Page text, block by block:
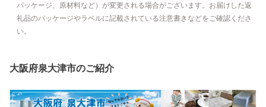
パッケージ、原材料など）が変更される場合がございます。お届けした返
礼品のパッケージやラベルに記載されている注意書きなどをご確認くださ
い。
大阪府泉大津市のご紹介